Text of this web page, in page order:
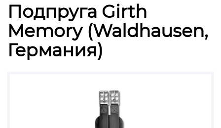
Подпруга Girth
Memory (Waldhausen,
Германия)